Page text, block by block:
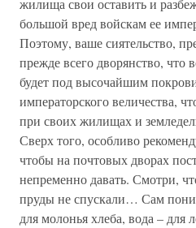
жилища свои оставить и
большой вред войскам ее
Поэтому, ваше сиятельство,
прежде всего дворянство, что
будет под высочайшим
императорского величества,
при своих жилищах и
Сверх того, особливо
чтобы на почтовых дворах
непременно давать. Смотри,
пруды не спускали… Сам
для молонья хлеба, вода –